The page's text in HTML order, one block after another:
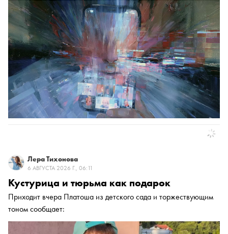
Лера Тихонова
6 АВГУСТА 2026 Г., 06:11
Кустурица и тюрьма как подарок
Приходит вчера Платоша из детского сада и торжествующим
тоном сообщает: